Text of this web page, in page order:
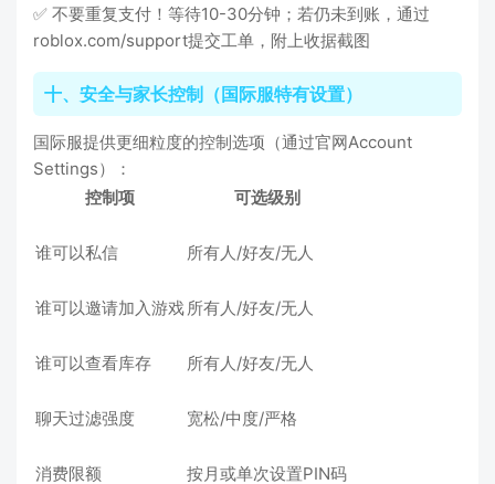
✅ 不要重复支付！等待10-30分钟；若仍未到账，通过
roblox.com/support提交工单，附上收据截图
十、安全与家长控制（国际服特有设置）
国际服提供更细粒度的控制选项（通过官网Account
Settings）：
控制项
可选级别
谁可以私信 所有人/好友/无人
谁可以邀请加入游戏所有人/好友/无人
谁可以查看库存 所有人/好友/无人
聊天过滤强度 宽松/中度/严格
消费限额 按月或单次设置PIN码